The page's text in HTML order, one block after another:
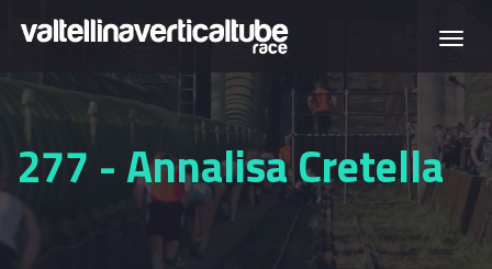
Salta al contenuto principale
277 - Annalisa Cretella